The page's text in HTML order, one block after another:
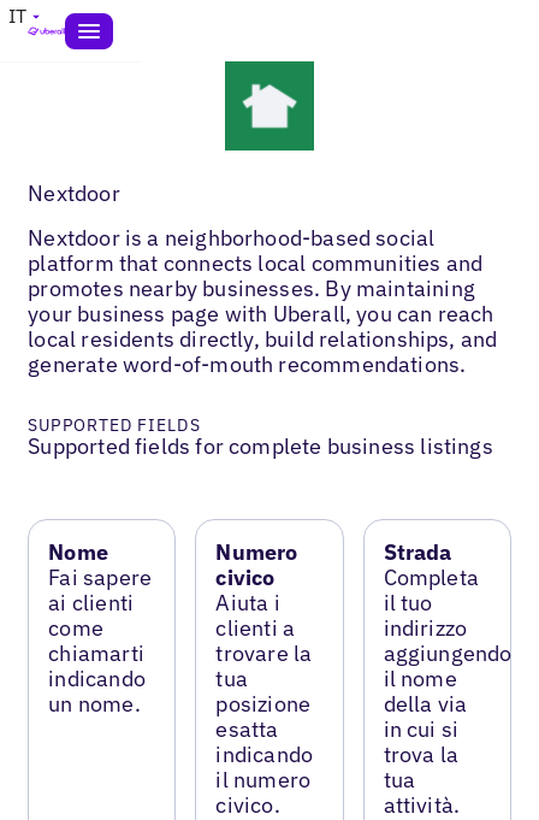
IT
Nextdoor
Nextdoor is a neighborhood-based social
platform that connects local communities and
promotes nearby businesses. By maintaining
your business page with Uberall, you can reach
local residents directly, build relationships, and
generate word-of-mouth recommendations.
SUPPORTED FIELDS
Supported fields for complete business listings
Nome
Fai sapere
ai clienti
come
chiamarti
indicando
un nome.
Numero
civico
Aiuta i
clienti a
trovare la
tua
posizione
esatta
indicando
il numero
civico.
Strada
Completa
il tuo
indirizzo
aggiungendo
il nome
della via
in cui si
trova la
tua
attività.